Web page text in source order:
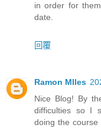
in order for
date.
回覆
Ramon MIles
Nice Blog! By
difficulties so I
doing the